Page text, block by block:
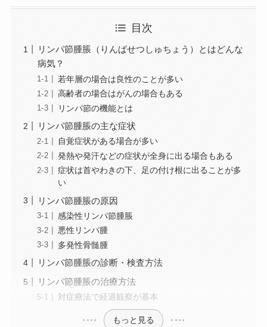
目次
リンパ節腫脹（りんぱせつしゅちょう）とはどんな
病気？
若年層の場合は良性のことが多い
高齢者の場合はがんの場合もある
リンパ節の機能とは
リンパ節腫脹の主な症状
自覚症状がある場合が多い
発熱や発汗などの症状が全身に出る場合もある
症状は首やわきの下、足の付け根に出ることが多
い
リンパ節腫脹の原因
感染性リンパ節腫脹
悪性リンパ腫
多発性骨髄腫
リンパ節腫脹の診断・検査方法
リンパ節腫脹の治療方法
対症療法で経過観察が基本
もっと見る